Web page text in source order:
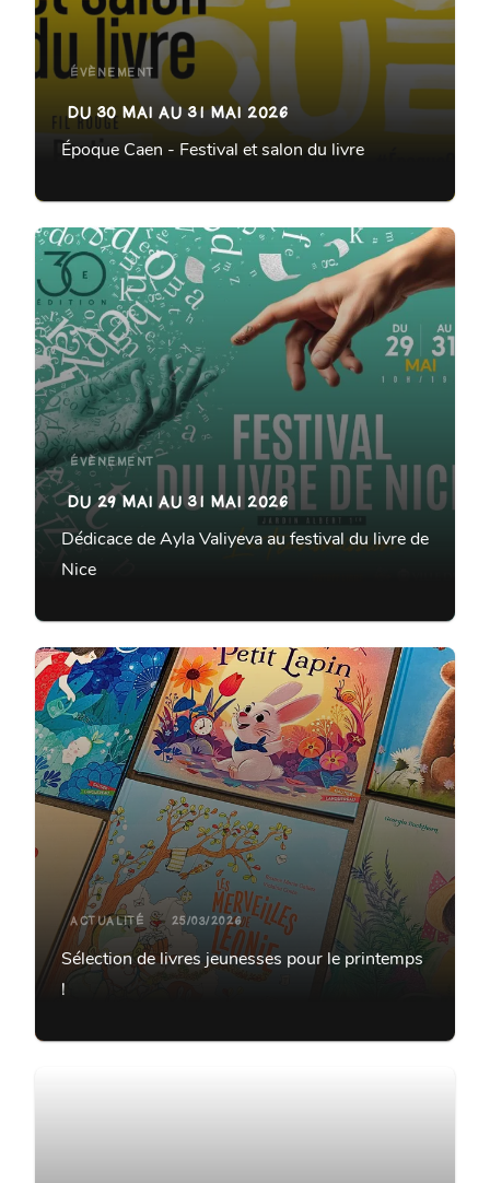
ÉVÈNEMENT
DU 30 MAI AU 31 MAI 2026
Époque Caen - Festival et salon du livre
ÉVÈNEMENT
DU 29 MAI AU 31 MAI 2026
Dédicace de Ayla Valiyeva au festival du livre de
Nice
ACTUALITÉ 25/03/2026
Sélection de livres jeunesses pour le printemps
!